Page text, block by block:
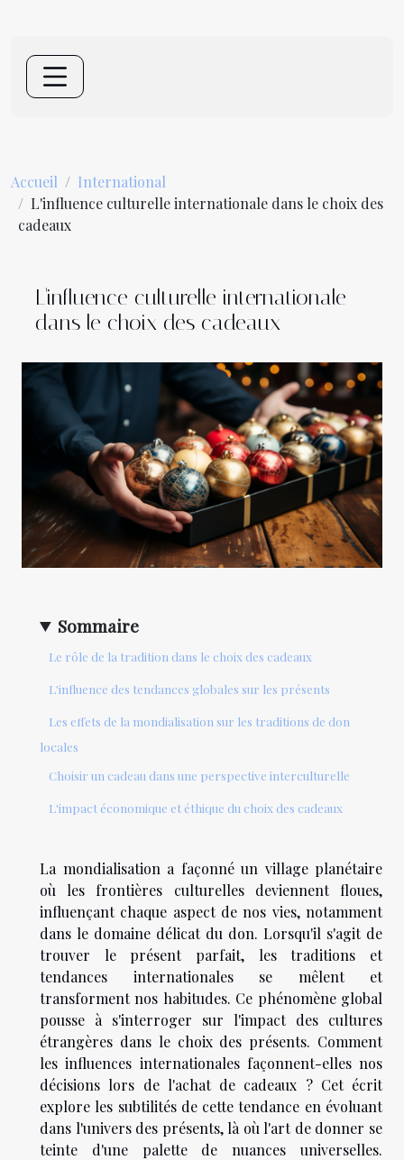
Accueil
International
L'influence culturelle internationale dans le choix des
cadeaux
L'influence culturelle internationale
dans le choix des cadeaux
Sommaire
Le rôle de la tradition dans le choix des cadeaux
L'influence des tendances globales sur les présents
Les effets de la mondialisation sur les traditions de don
locales
Choisir un cadeau dans une perspective interculturelle
L'impact économique et éthique du choix des cadeaux
La mondialisation a façonné un village planétaire
où les frontières culturelles deviennent floues,
influençant chaque aspect de nos vies, notamment
dans le domaine délicat du don. Lorsqu'il s'agit de
trouver le présent parfait, les traditions et
tendances internationales se mêlent et
transforment nos habitudes. Ce phénomène global
pousse à s'interroger sur l'impact des cultures
étrangères dans le choix des présents. Comment
les influences internationales façonnent-elles nos
décisions lors de l'achat de cadeaux ? Cet écrit
explore les subtilités de cette tendance en évoluant
dans l'univers des présents, là où l'art de donner se
teinte d'une palette de nuances universelles.